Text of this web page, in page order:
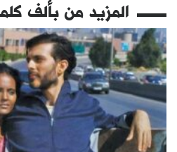
المزيد منبألف